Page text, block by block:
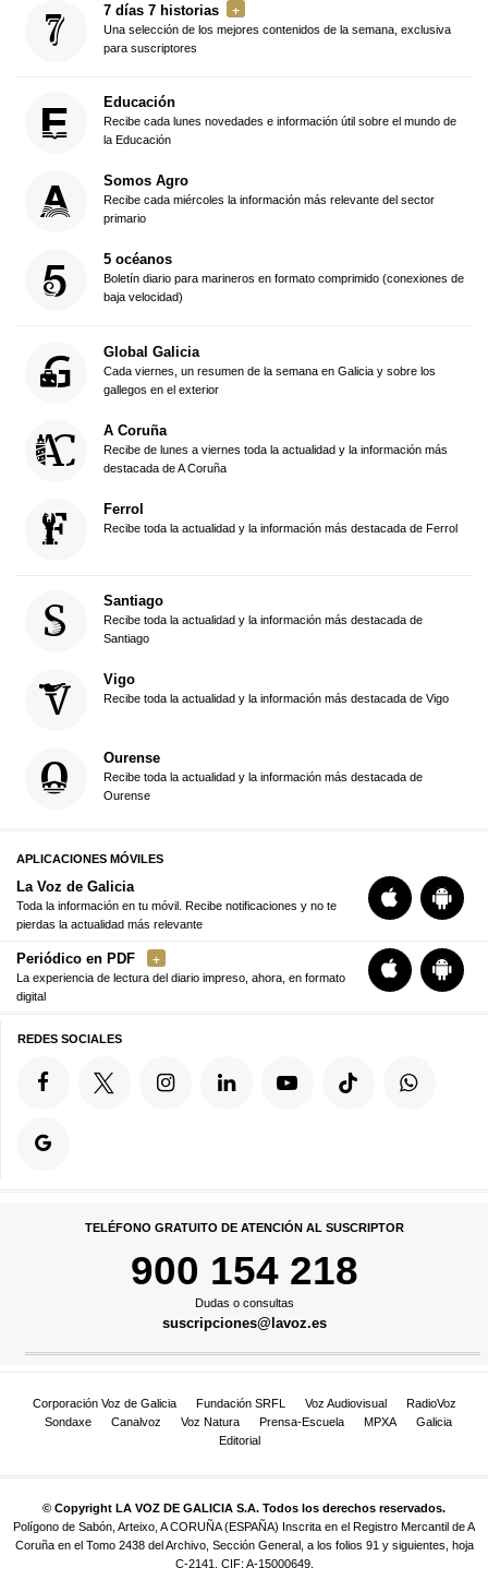
7 días 7 historias
Una selección de los mejores contenidos de la semana, exclusiva
para suscriptores
Educación
Recibe cada lunes novedades e información útil sobre el mundo de
la Educación
Somos Agro
Recibe cada miércoles la información más relevante del sector
primario
5 océanos
Boletín diario para marineros en formato comprimido (conexiones de
baja velocidad)
Global Galicia
Cada viernes, un resumen de la semana en Galicia y sobre los
gallegos en el exterior
A Coruña
Recibe de lunes a viernes toda la actualidad y la información más
destacada de A Coruña
Ferrol
Recibe toda la actualidad y la información más destacada de Ferrol
Santiago
Recibe toda la actualidad y la información más destacada de
Santiago
Vigo
Recibe toda la actualidad y la información más destacada de Vigo
Ourense
Recibe toda la actualidad y la información más destacada de
Ourense
APLICACIONES MÓVILES
La Voz de Galicia
Toda la información en tu móvil. Recibe notificaciones y no te
pierdas la actualidad más relevante
Periódico en PDF
La experiencia de lectura del diario impreso, ahora, en formato
digital
REDES SOCIALES
TELÉFONO GRATUITO DE ATENCIÓN AL SUSCRIPTOR
900 154 218
Dudas o consultas
suscripciones@lavoz.es
Corporación Voz de Galicia Fundación SRFL Voz Audiovisual
RadioVoz
Sondaxe
Canalvoz Voz Natura Prensa-Escuela MPXA
Galicia
Editorial
© Copyright LA VOZ DE GALICIA S.A. Todos los derechos reservados.
Polígono de Sabón, Arteixo, A CORUÑA (ESPAÑA) Inscrita en el Registro Mercantil de A
Coruña en el Tomo 2438 del Archivo, Sección General, a los folios 91 y siguientes, hoja
C-2141. CIF: A-15000649.